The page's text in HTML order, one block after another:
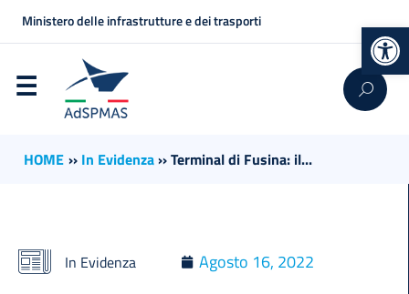
Ministero delle infrastrutture e dei trasporti
HOME ›› In Evidenza››Terminal di Fusina: il...
In Evidenza Agosto 16, 2022